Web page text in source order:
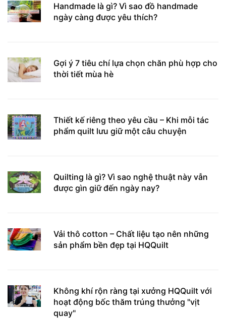
Handmade là gì? Vì sao đồ handmade
ngày càng được yêu thích?
Gợi ý 7 tiêu chí lựa chọn chăn phù hợp cho
thời tiết mùa hè
Thiết kế riêng theo yêu cầu – Khi mỗi tác
phẩm quilt lưu giữ một câu chuyện
Quilting là gì? Vì sao nghệ thuật này vẫn
được gìn giữ đến ngày nay?
Vải thô cotton – Chất liệu tạo nên những
sản phẩm bền đẹp tại HQQuilt
Không khí rộn ràng tại xưởng HQQuilt với
hoạt động bốc thăm trúng thưởng "vịt
quay"